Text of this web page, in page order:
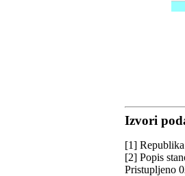
Izvori
[1]
[2] Popis
Pristupljeno